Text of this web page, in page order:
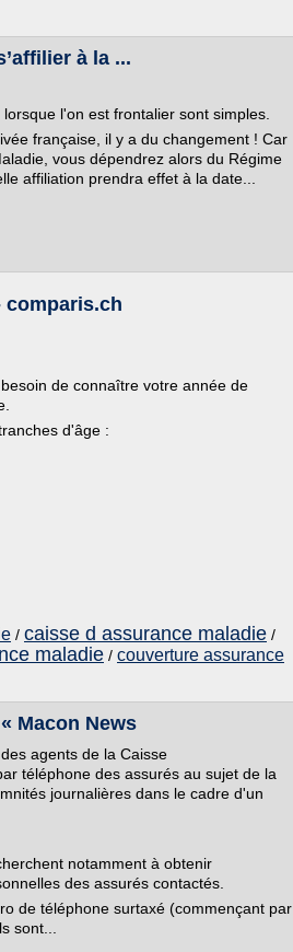
à la ...
l'on est frontalier sont simples.
française, il y a du changement ! Car
vous dépendrez alors du Régime
affiliation prendra effet à la date...
comparis.ch
de connaître votre année de
d'âge :
/ caisse d assurance maladie /
maladie / couverture assurance
Macon News
agents de la Caisse
téléphone des assurés au sujet de la
journalières dans le cadre d'un
notamment à obtenir
des assurés contactés.
de téléphone surtaxé (commençant par
sont...